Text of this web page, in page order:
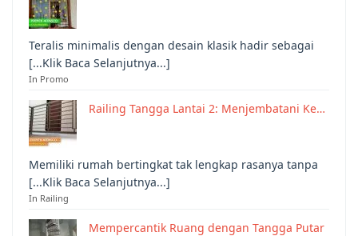
Teralis minimalis dengan desain klasik hadir sebagai
[...Klik Baca Selanjutnya...]
In Promo
Railing Tangga Lantai 2: Menjembatani Ke…
Memiliki rumah bertingkat tak lengkap rasanya tanpa
[...Klik Baca Selanjutnya...]
In Railing
Mempercantik Ruang dengan Tangga Putar